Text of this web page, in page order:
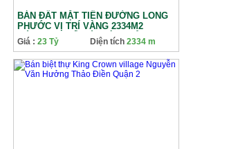
BÁN ĐẤT MẶT TIỀN ĐƯỜNG LONG
PHƯỚC VỊ TRÍ VÀNG 2334M2
CÓ150M2 THỔ CÓ GIÁ 23 TỶ
Giá : 23 Tỷ Diện tích 2334 m